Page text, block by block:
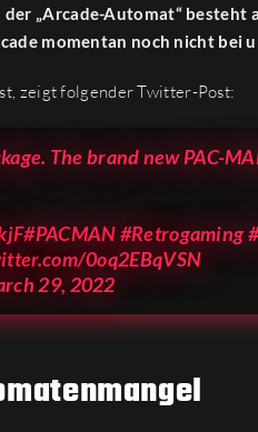
„Arcade-Automat“ besteht
momentan noch nicht bei
zeigt folgender Twitter-Post:
The brand new PAC-
#PACMAN#Retrogaming
0oq2EBqVSN
29, 2022